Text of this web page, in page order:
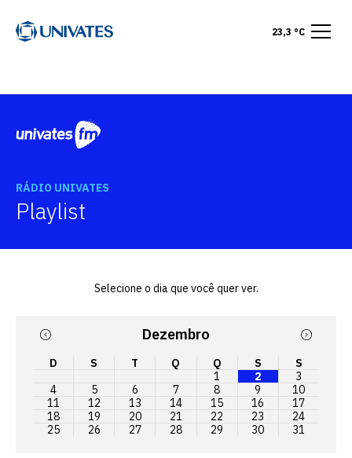
23,3 °C
RÁDIO UNIVATES
Playlist
Selecione o dia que você quer ver.
Dezembro
D S T Q Q S
S
1
2
3
4
5 6 7 8 9
10
11
12 13 14 15 16
17
18
19 20 21 22 23
24
25
26 27 28 29 30 31